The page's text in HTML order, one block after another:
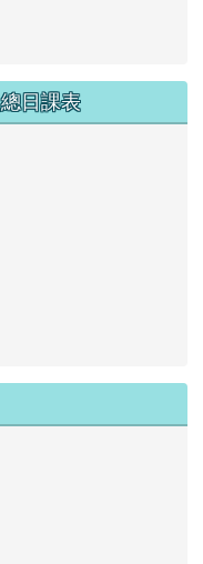
日課表